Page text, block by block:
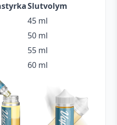
Slutvolym
45 ml
50 ml
55 ml
60 ml
Just Juice Bar
Juice
England